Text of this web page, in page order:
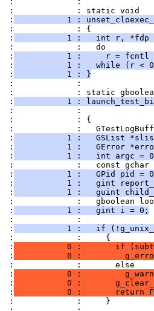
:             : static void
:
1 :
:             : {
:
1 :   int r, *fdp
:             :   do
:
1 :     r = fcntl
:
1 :   while (r <
:
           1 : }
:             :
:             : static
:
1 :
:             :
:             : {
:             :
:
1 :   GSList
:
1 :   GError
:
1 :   int argc =
:             :   const gchar
:
1 :   GPid pid =
:
1 :   gint
:
1 :   guint
:             :   gboolean
:
           1 :   gint i = 0;
:             :
:
1 :   if
:             :     {
:
0 :       if
:
0 :
:             :       else
:
0 :
:
0 :
:
0 :       return
:             :     }